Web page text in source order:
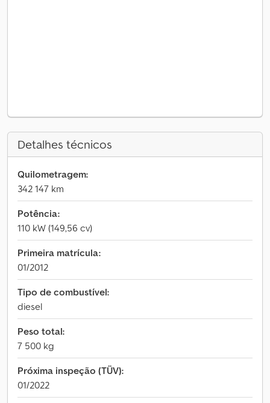
Detalhes técnicos
Quilometragem:
342 147 km
Potência:
110 kW (149,56 cv)
Primeira matrícula:
01/2012
Tipo de combustível:
diesel
Peso total:
7 500 kg
Próxima inspeção (TÜV):
01/2022